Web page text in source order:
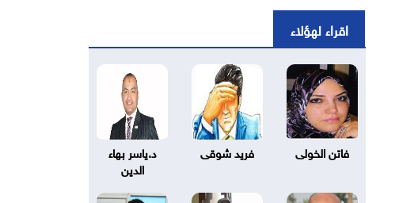
اقراء لهؤلاء
فاتن الخولى فريد شوقى
د.ياسر بهاء
الدين